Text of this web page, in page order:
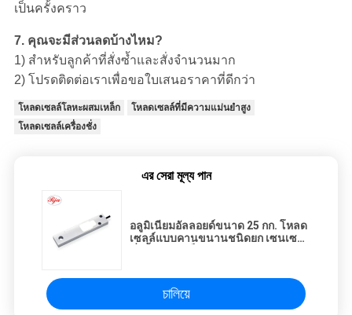
เป็นครั้งคราว
7. คุณจะมีส่วนลดบ้างไหม?
1) สำหรับลูกค้าที่สั่งซ้ำและสั่งจำนวนมาก
2) โปรดติดต่อเราเพื่อขอใบเสนอราคาที่ดีกว่า
โหลดเซลล์โลหะผสมเหล็ก
โหลดเซลล์ที่มีความแม่นยำสูง
โหลดเซลล์เครื่องชั่ง
এর সেরা মূল্য পান
อลูมิเนียมอัลลอยด์ขนาด 25 กก. โหลด
เซลล์แบบคานขนานชนิดยก เซนเซอร์
চালিয়ে